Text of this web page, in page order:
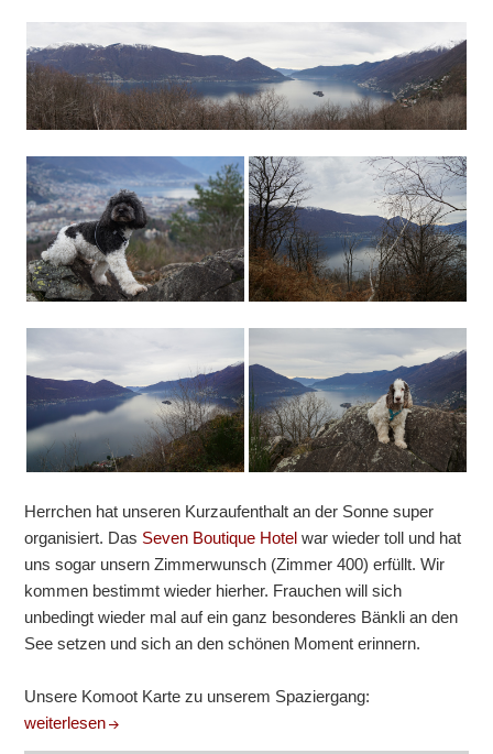
Herrchen hat unseren Kurzaufenthalt an der Sonne super
organisiert. Das Seven Boutique Hotel war wieder toll und hat
uns sogar unsern Zimmerwunsch (Zimmer 400) erfüllt. Wir
kommen bestimmt wieder hierher. Frauchen will sich
unbedingt wieder mal auf ein ganz besonderes Bänkli an den
See setzen und sich an den schönen Moment erinnern.
Unsere Komoot Karte zu unserem Spaziergang:
Jahresstart in Ascona
weiterlesen